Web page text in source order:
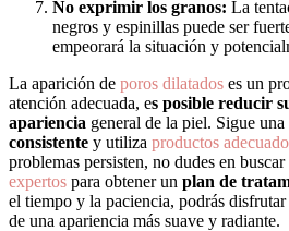
No exprimir los granos: La
negros y espinillas puede ser
empeorará la situación y
La aparición de poros dilatados es un
atención adecuada, es posible reducir
apariencia general de la piel. Sigue
consistente y utiliza productos
problemas persisten, no dudes en buscar
expertos para obtener un plan de
el tiempo y la paciencia, podrás
de una apariencia más suave y radiante.